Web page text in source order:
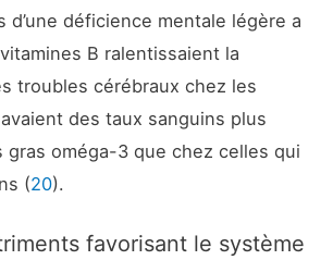
d’une déficience mentale légère a
B ralentissaient la
troubles cérébraux chez les
des taux sanguins plus
gras oméga-3 que chez celles qui
(20).
favorisant le système